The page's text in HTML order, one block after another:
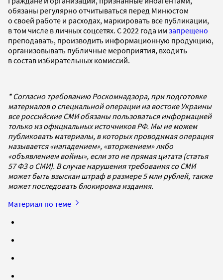
обязаны регулярно отчитываться перед Минюстом
о своей работе и расходах, маркировать все публикации,
в том числе в личных соцсетях. С 2022 года им запрещено
преподавать, производить информационную продукцию,
организовывать публичные мероприятия, входить
в состав избирательных комиссий.
* Согласно требованию Роскомнадзора, при подготовке
материалов о специальной операции на востоке Украины
все российские СМИ обязаны пользоваться информацией
только из официальных источников РФ. Мы не можем
публиковать материалы, в которых проводимая операция
называется «нападением», «вторжением» либо
«объявлением войны», если это не прямая цитата (статья
57 ФЗ о СМИ). В случае нарушения требования со СМИ
может быть взыскан штраф в размере 5 млн рублей, также
может последовать блокировка издания.
Материал по теме